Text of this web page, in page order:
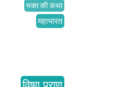
भक्त की कथा
महाभारत